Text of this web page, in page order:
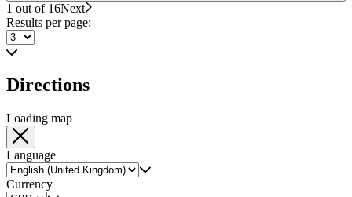
1 out of 16Next
Results per page:
Directions
Loading map
Language
Currency